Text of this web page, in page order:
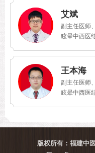
艾斌
副主任医师
眩晕中西医
王本海
副主任医师
眩晕中西医
版权所有：福建中